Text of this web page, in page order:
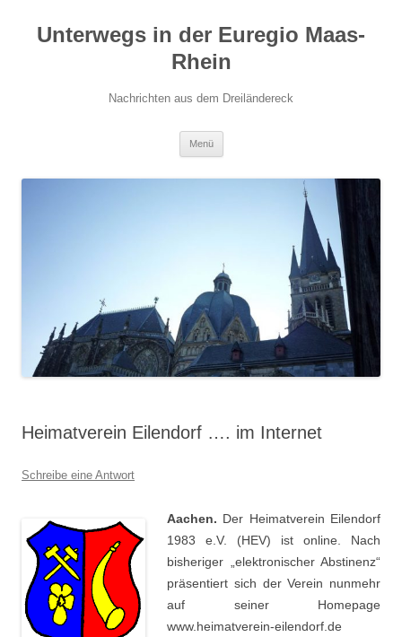
springen
Unterwegs in der Euregio Maas-
Rhein
Nachrichten aus dem Dreiländereck
Menü
Heimatverein Eilendorf …. im Internet
Schreibe eine Antwort
Aachen. Der Heimatverein Eilendorf
1983 e.V. (HEV) ist online. Nach
bisheriger „elektronischer Abstinenz“
präsentiert sich der Verein nunmehr
auf seiner Homepage
www.heimatverein-eilendorf.de